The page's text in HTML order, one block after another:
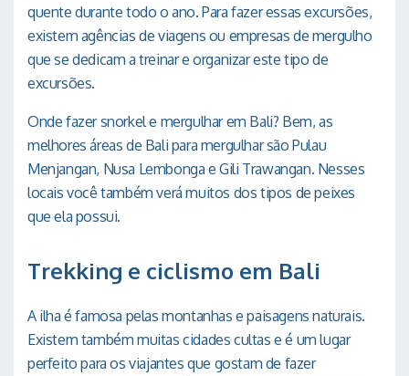
quente durante todo o ano. Para fazer essas excursões,
existem agências de viagens ou empresas de mergulho
que se dedicam a treinar e organizar este tipo de
excursões.
Onde fazer snorkel e mergulhar em Bali? Bem, as
melhores áreas de Bali para mergulhar são Pulau
Menjangan, Nusa Lembonga e Gili Trawangan. Nesses
locais você também verá muitos dos tipos de peixes
que ela possui.
Trekking e ciclismo em Bali
A ilha é famosa pelas montanhas e paisagens naturais.
Existem também muitas cidades cultas e é um lugar
perfeito para os viajantes que gostam de fazer